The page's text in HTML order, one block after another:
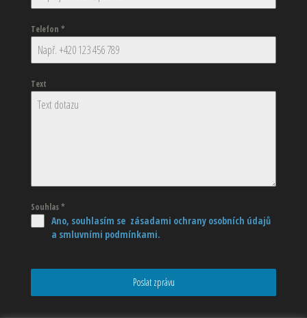
Telefon *
Text
Souhlas*
Ano, souhlasím se zásadami ochrany osobních údajů
a smluvními podmínkami.
Poslat zprávu